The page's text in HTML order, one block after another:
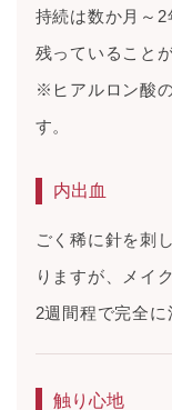
持続は数か月～
残っていること
※ヒアルロン酸
す。
内出血
ごく稀に針を刺
りますが、メイ
2週間程で完全に
触り心地